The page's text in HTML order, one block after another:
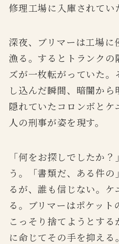
修理工場に入庫されてい
深夜、ブリマーは工場に
漁る。するとトランクの
ズが一枚転がっていた。
し込んだ瞬間、暗闇から
隠れていたコロンボとケ
人の刑事が姿を現す。
「何をお探しでしたか
う。「書類だ、ある件
るが、誰も信じない。ケ
る。ブリマーはポケット
こっそり捨てようとす
に命じてその手を抑える